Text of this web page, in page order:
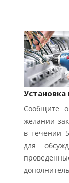
Сообщите
желании
в течении
для